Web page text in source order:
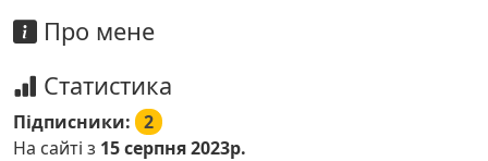
Про мене
Статистика
Підписники: 2
На сайті з 15 серпня 2023р.